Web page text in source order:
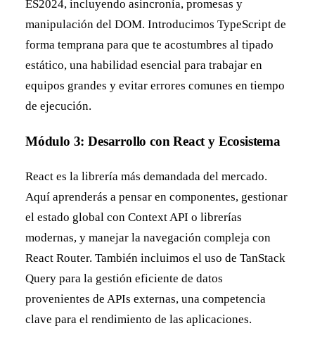
ES2024, incluyendo asincronía, promesas y
manipulación del DOM. Introducimos TypeScript de
forma temprana para que te acostumbres al tipado
estático, una habilidad esencial para trabajar en
equipos grandes y evitar errores comunes en tiempo
de ejecución.
Módulo 3: Desarrollo con React y Ecosistema
React es la librería más demandada del mercado.
Aquí aprenderás a pensar en componentes, gestionar
el estado global con Context API o librerías
modernas, y manejar la navegación compleja con
React Router. También incluimos el uso de TanStack
Query para la gestión eficiente de datos
provenientes de APIs externas, una competencia
clave para el rendimiento de las aplicaciones.